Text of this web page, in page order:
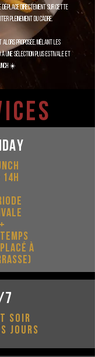
déplace directement sur cette
pleinement du cadre.
alors proposée, mêlant les
une sélection plus estivale et
☀️
14H
+
à
7
soir
jours